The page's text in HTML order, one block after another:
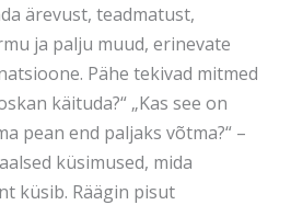
ärevust, teadmatust,
ja palju muud, erinevate
Pähe tekivad mitmed
käituda?“ „Kas see on
pean end paljaks võtma?“ –
küsimused, mida
küsib. Räägin pisut